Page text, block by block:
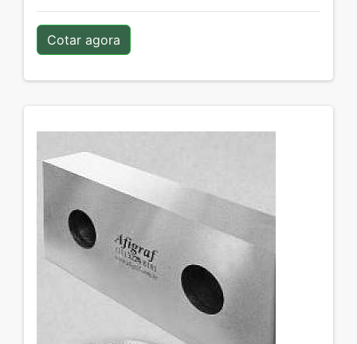
Cotar agora